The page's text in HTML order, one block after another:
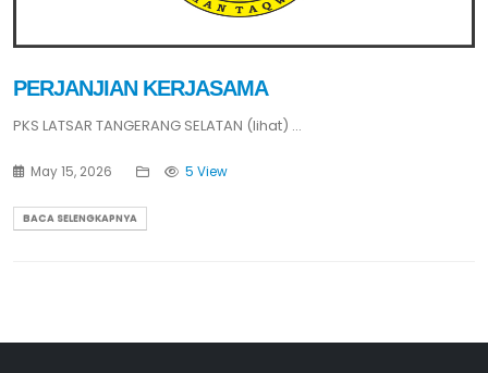
PERJANJIAN KERJASAMA
PKS LATSAR TANGERANG SELATAN (lihat) ...
May 15, 2026 5 View
BACA SELENGKAPNYA